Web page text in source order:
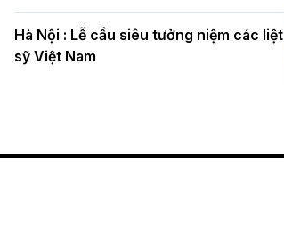
Hà Nội : Lễ cầu siêu tưởng niệm các liệt
sỹ Việt Nam